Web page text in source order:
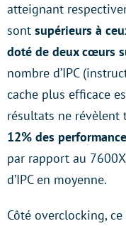
atteignant
sont supérieurs à
doté de deux cœurs
nombre d’IPC
cache plus efficace
résultats ne révèlent
12% des
par rapport au
d’IPC en moyenne.
Côté overclocking,